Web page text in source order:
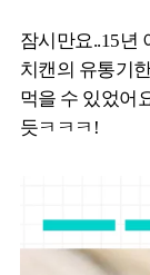
잠시만요..15년
치캔의 유통기
먹을 수 있었어
듯ㅋㅋㅋ!